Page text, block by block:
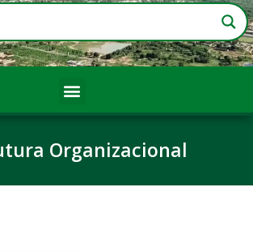
Organizacional